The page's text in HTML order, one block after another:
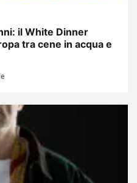
il White Dinner
tra cene in acqua e